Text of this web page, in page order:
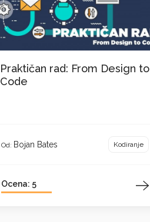
Praktičan rad: From Design to
Code
Od: Bojan Bates Kodiranje
Ocena: 5